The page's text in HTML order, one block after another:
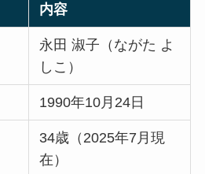
内容
永田 淑子（ながた よ
しこ）
1990年10月24日
34歳（2025年7月現
在）